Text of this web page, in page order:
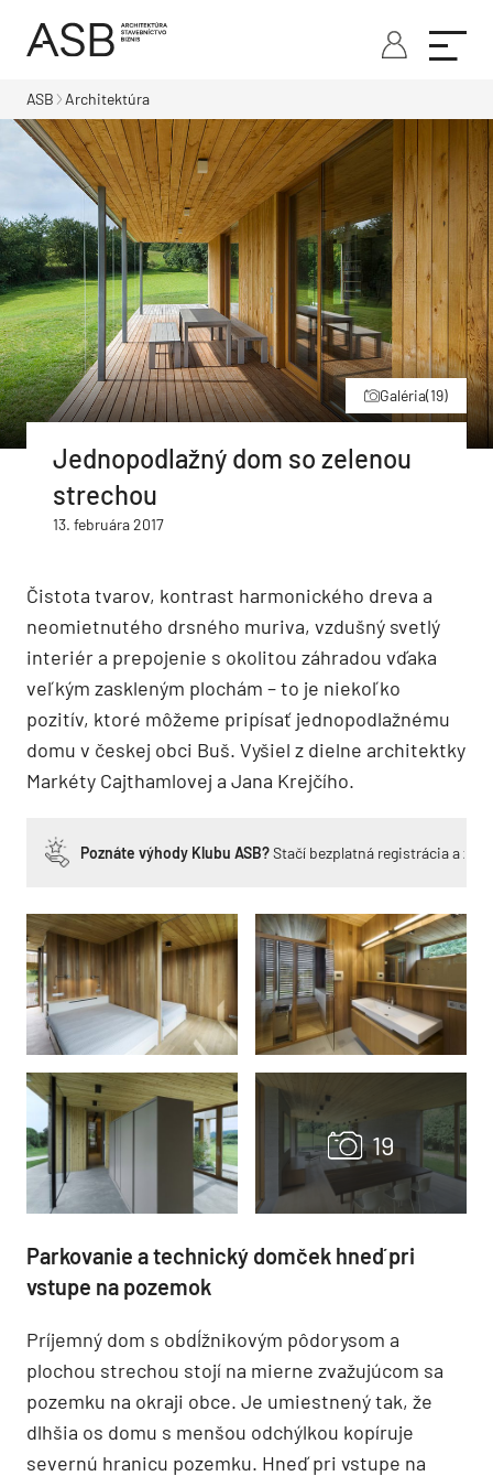
ASB Architektúra
Galéria(19)
Jednopodlažný dom so zelenou
strechou
13. februára 2017
Čistota tvarov, kontrast harmonického dreva a
neomietnutého drsného muriva, vzdušný svetlý
interiér a prepojenie s okolitou záhradou vďaka
veľkým zaskleným plochám – to je niekoľko
pozitív, ktoré môžeme pripísať jednopodlažnému
domu v českej obci Buš. Vyšiel z dielne architektky
Markéty Cajthamlovej a Jana Krejčího.
Poznáte výhody Klubu ASB?Stačí bezplatná registrácia a
Parkovanie a technický domček hneď pri
vstupe na pozemok
Príjemný dom s obdĺžnikovým pôdorysom a
plochou strechou stojí na mierne zvažujúcom sa
pozemku na okraji obce. Je umiestnený tak, že
dlhšia os domu s menšou odchýlkou kopíruje
severnú hranicu pozemku. Hneď pri vstupe na